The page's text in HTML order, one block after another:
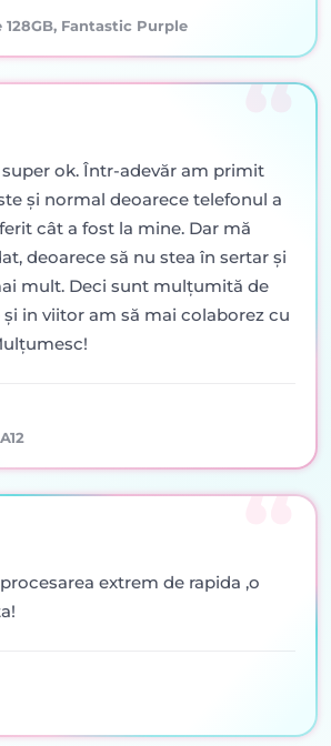
128GB, Fantastic Purple
super ok. Într-adevăr am primit
şi normal deoarece telefonul a
cât a fost la mine. Dar mă
deoarece să nu stea în sertar şi
mult. Deci sunt mulţumită de
in viitor am să mai colaborez cu
extrem de rapida ,o